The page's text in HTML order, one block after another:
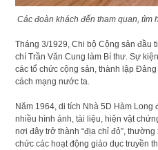
Các đoàn khách đến tham quan, tìm
Tháng 3/1929, Chi bộ Cộng sản đầu
chí Trần Văn Cung làm Bí thư. Sự
các tổ chức cộng sản, thành lập
cách mạng nước ta.
Năm 1964, di tích Nhà 5D Hàm
nhiều hình ảnh, tài liệu, hiện vật
nơi đây trở thành “địa chỉ đỏ”,
chức các hoạt động giáo dục truyền